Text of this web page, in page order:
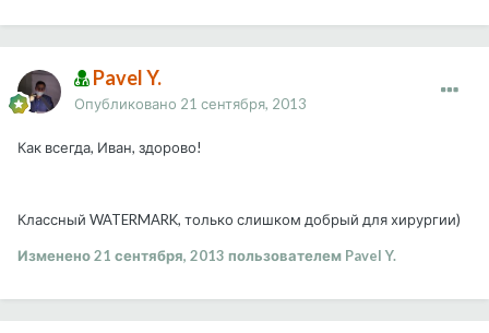
Pavel Y.
Опубликовано 21 сентября, 2013
Как всегда, Иван, здорово!
Классный WATERMARK, только слишком добрый для хирургии)
Изменено21 сентября, 2013 пользователем Pavel Y.